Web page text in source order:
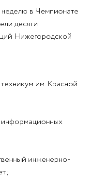
в Чемпионате
десяти
Нижегородской
им. Красной
инженерно-